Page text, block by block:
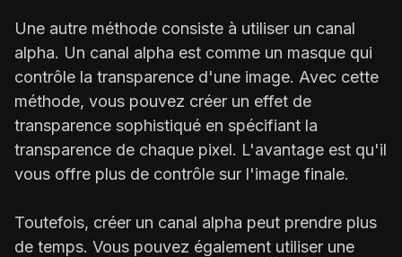
Une autre méthode consiste à utiliser un canal
alpha. Un canal alpha est comme un masque qui
contrôle la transparence d'une image. Avec cette
méthode, vous pouvez créer un effet de
transparence sophistiqué en spécifiant la
transparence de chaque pixel. L'avantage est qu'il
vous offre plus de contrôle sur l'image finale.
Toutefois, créer un canal alpha peut prendre plus
de temps. Vous pouvez également utiliser une